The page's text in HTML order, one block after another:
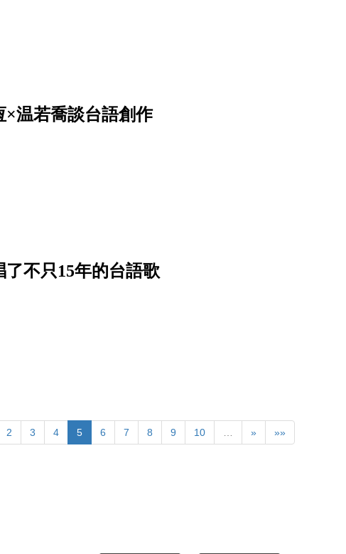
温若喬談台語創作
不只15年的台語歌
2 3 4 5 6 7 8 9 10 … » »»